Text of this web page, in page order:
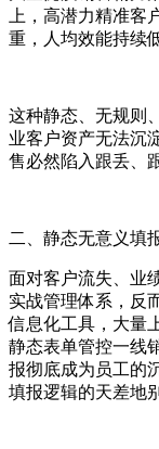
上，高潜力精准
重，人均效能持续
这种静态、无规则
业客户资产无法沉
售必然陷入跟丢、
二、静态无意义填
面对客户流失、业
实战管理体系，反
信息化工具，大量
静态表单管控一线
报彻底成为员工的
填报逻辑的天差地